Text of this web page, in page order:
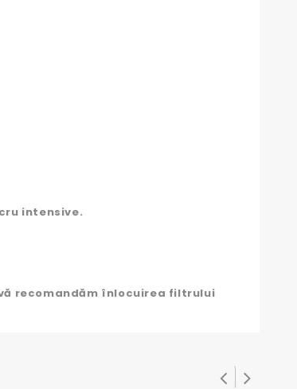
intensive.
recomandăm înlocuirea filtrului